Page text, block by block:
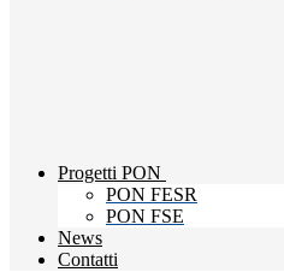
Progetti PON
PON FESR
PON FSE
News
Contatti